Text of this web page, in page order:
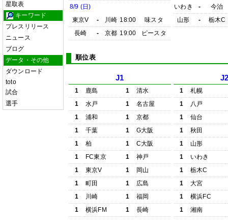
星取表
キーワード
プレスリリース
ニュース
ブログ
データ・その他
ダウンロード
toto
試合
選手
8/9 (日)
東京V
- 川崎 18:00
味スタ
長崎
- 京都 19:00 ピースタ
いわき
-
今治
山形
- 栃木C
順位表
J1
1 鹿島 1
清水
1
水戸 1
名古屋
1
浦和 1
京都
1
千葉 1
G大阪
1
柏 1
C大阪
1
FC東京 1
神戸
1
東京V 1
岡山
1
町田 1
広島
1
川崎 1
福岡
1
横浜FM 1 長崎
1
札幌
1
八戸
1
仙台
1
秋田
1
山形
1
いわき
1
栃木C
1
大宮
1
横浜FC
1
湘南